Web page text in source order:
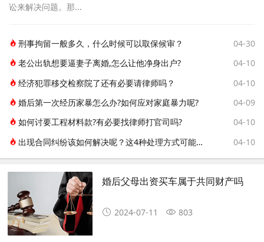
讼来解决问题。那...
刑事拘留一般多久，什么时候可以取保候审？
04-30
老公出轨想要逼妻子离婚,怎么让他净身出户?
04-10
经济犯罪移交检察院了还有必要请律师吗？
04-10
婚后第一次经历家暴怎么办?如何应对家庭暴力呢?
04-09
如何讨要工程材料款?有必要找律师打官司吗?
04-10
出现合同纠纷该如何解决呢？这4种处理方式可能帮到你！
04-10
婚后父母出资买车属于共同财产吗
2024-07-11 803